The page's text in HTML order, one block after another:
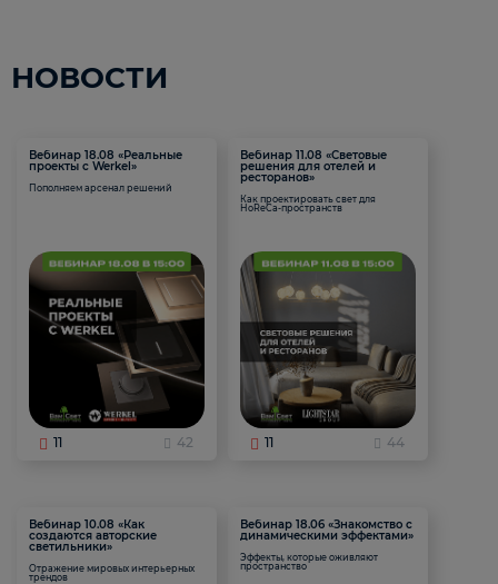
НОВОСТИ
Вебинар 18.08 «Реальные
проекты с Werkel»
Пополняем арсенал решений
11 42
Вебинар 11.08 «Световые
решения для отелей и
ресторанов»
Как проектировать свет для
HoReCa-пространств
11 44
Вебинар 10.08 «Как
создаются авторские
светильники»
Отражение мировых интерьерных
трендов
Вебинар 18.06 «Знакомство с
динамическими эффектами»
Эффекты, которые оживляют
пространство